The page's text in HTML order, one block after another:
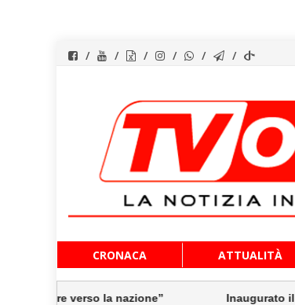
al
contenuto
CRONACA ATTUALITÀ
la nazione” Inaugurato il traghetto